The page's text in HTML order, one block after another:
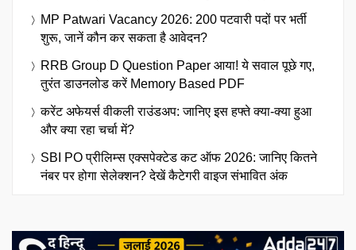
MP Patwari Vacancy 2026: 200 पटवारी पदों पर भर्ती
शुरू, जानें कौन कर सकता है आवेदन?
RRB Group D Question Paper आया! ये सवाल पूछे गए,
तुरंत डाउनलोड करें Memory Based PDF
करेंट अफेयर्स वीकली राउंडअप: जानिए इस हफ्ते क्या-क्या हुआ
और क्या रहा चर्चा में?
SBI PO प्रीलिम्स एक्सपेक्टेड कट ऑफ 2026: जानिए कितने
नंबर पर होगा सेलेक्शन? देखें कैटेगरी वाइज संभावित अंक